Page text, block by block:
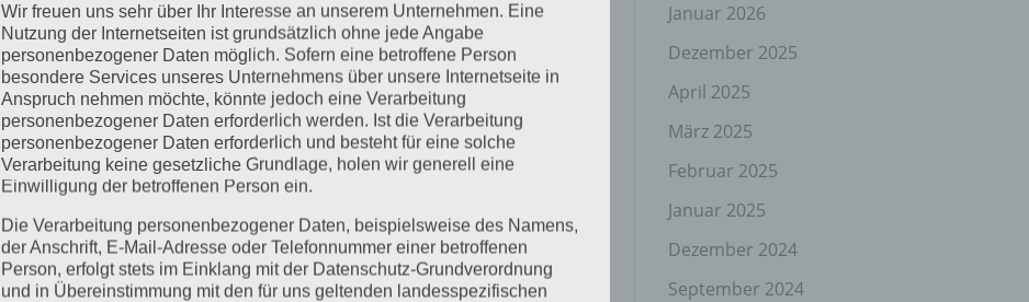
Januar 2026
Dezember 2025
April 2025
März 2025
Februar 2025
Januar 2025
Dezember 2024
September 2024
Wir freuen uns sehr über Ihr Interesse an unserem Unternehmen. Eine
Nutzung der Internetseiten ist grundsätzlich ohne jede Angabe
personenbezogener Daten möglich. Sofern eine betroffene Person
besondere Services unseres Unternehmens über unsere Internetseite in
Anspruch nehmen möchte, könnte jedoch eine Verarbeitung
personenbezogener Daten erforderlich werden. Ist die Verarbeitung
personenbezogener Daten erforderlich und besteht für eine solche
Verarbeitung keine gesetzliche Grundlage, holen wir generell eine
Einwilligung der betroffenen Person ein.
Die Verarbeitung personenbezogener Daten, beispielsweise des Namens,
der Anschrift, E-Mail-Adresse oder Telefonnummer einer betroffenen
Person, erfolgt stets im Einklang mit der Datenschutz-Grundverordnung
und in Übereinstimmung mit den für uns geltenden landesspezifischen